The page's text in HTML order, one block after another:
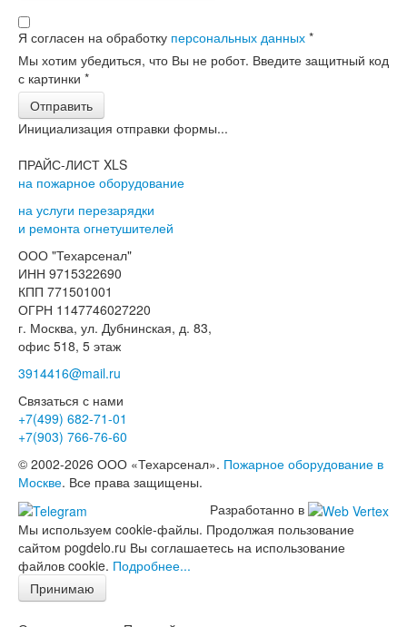
Я согласен на обработку персональных данных *
Мы хотим убедиться, что Вы не робот. Введите защитный код
с картинки *
Отправить
Инициализация отправки формы...
ПРАЙС-ЛИСТ XLS
на пожарное оборудование
на услуги перезарядки
и ремонта огнетушителей
ООО "Техарсенал"
ИНН 9715322690
КПП 771501001
ОГРН 1147746027220
г. Москва, ул. Дубнинская, д. 83,
офис 518, 5 этаж
3914416@mail.ru
Связаться с нами
+7(499) 682-71-01
+7(903) 766-76-60
© 2002-2026 ООО «Техарсенал». Пожарное оборудование в
Москве. Все права защищены.
Разработанно в
Мы используем cookie-файлы. Продолжая пользование
сайтом pogdelo.ru Вы соглашаетесь на использование
файлов cookie. Подробнее...
Принимаю